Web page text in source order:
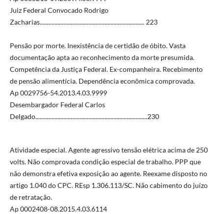
Juiz Federal Convocado Rodrigo
Zacharias....................................................................... 223
Pensão por morte. Inexistência de certidão de óbito. Vasta
documentação apta ao reconhecimento da morte presumida.
Competência da Justiça Federal. Ex-companheira. Recebimento
de pensão alimentícia. Dependência econômica comprovada.
Ap 0029756-54.2013.4.03.9999
Desembargador Federal Carlos
Delgado............................................................................230
Atividade especial. Agente agressivo tensão elétrica acima de 250
volts. Não comprovada condição especial de trabalho. PPP que
não demonstra efetiva exposição ao agente. Reexame disposto no
artigo 1.040 do CPC. REsp 1.306.113/SC. Não cabimento do juízo
de retratação.
Ap 0002408-08.2015.4.03.6114